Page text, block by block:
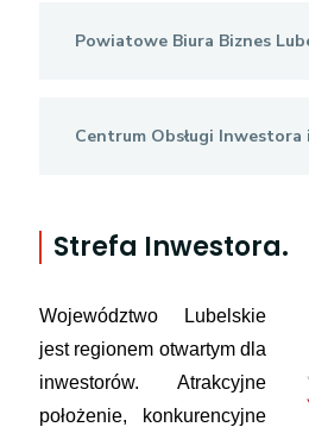
Powiatowe Biura Biznes
Centrum Obsługi Inwestora
Strefa Inwestora.
Województwo Lubelskie
jest regionem otwartym dla
inwestorów. Atrakcyjne
położenie,
konkurencyjne